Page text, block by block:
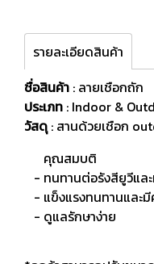
รายละเอียดสินค้า
ชื่อสินค้า : ลายเชือกถัก
ประเภท : Indoor &
วัสดุ: สานด้วยเชือก
คุณสมบติ
- ทนทานต่อรังสียูวีแล
- แข็งแรงทนทานและ
- ดูแลรักษาง่าย